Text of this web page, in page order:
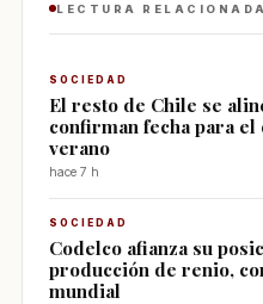
LECTURA RELACIONADA
SOCIEDAD
El resto de Chile se
confirman fecha para
verano
hace 7 h
SOCIEDAD
Codelco afianza su
producción de renio,
mundial